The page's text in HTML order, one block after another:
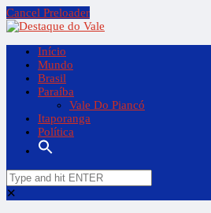
Cancel Preloader
Início
Mundo
Brasil
Paraíba
Vale Do Piancó
Itaporanga
Política
✕